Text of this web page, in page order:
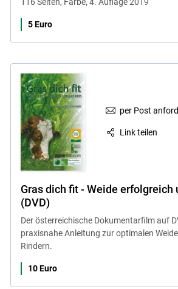
5 Euro
per Post
Link teilen
Gras dich fit - Weide erfolgreich
(DVD)
Der österreichische Dokumentarfilm auf
praxisnahe Anleitung zur optimalen
Rindern.
10 Euro